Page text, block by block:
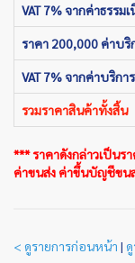
VAT 7% จากค่าธรรม
ราคา 200,000 ค่าบ
VAT 7% จากค่าบริก
รวมราคาสินค้าทั้งสิ้น
*** ราคาดังกล่าวเป็นร
ค่าขนส่ง ค่าขึ้นบัญชีขน
< ดูรายการก่อนหน้า |